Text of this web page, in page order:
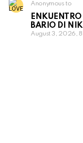
Anonymous to
ENKUENTRO
BARIO DI
August 3, 2026,